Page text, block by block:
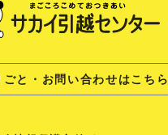
ごと・お問い合わせはこちら